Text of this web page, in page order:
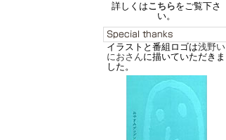
詳しくはこちらをご覧下さ
い。
イラストと番組ロゴは浅野い
におさんに描いていただきま
した。